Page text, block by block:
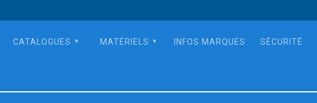
CATALOGUES MATÉRIELS INFOS MARQUES SÉCURITÉ